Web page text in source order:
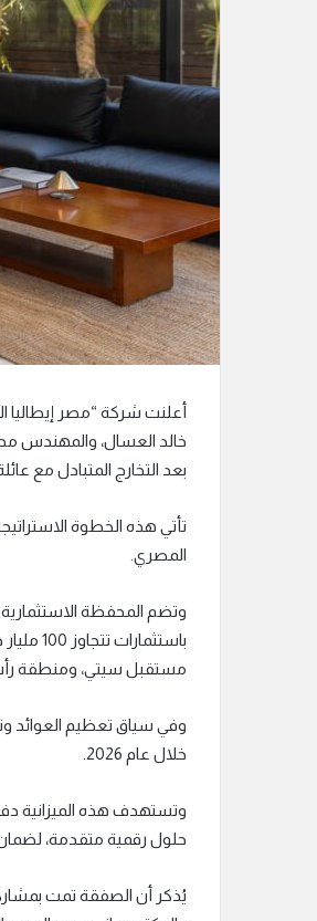
ل
ت
ر
ن
ي
ا
أعلنت شركة “مصر إيطاليا
بعد التخارج المتبادل مع
تأتي هذه الخطوة
المصري.
مستقبل سيتي، ومنطقة
خلال عام 2026.
وتستهدف هذه الميزانية
حلول رقمية متقدمة، لضمان
يُذكر أن الصفقة تمت